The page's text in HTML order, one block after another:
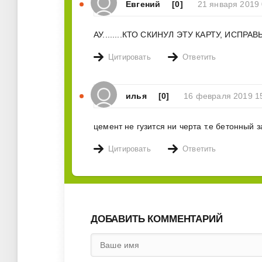
Евгений [0] 21 января 2019
АУ........КТО СКИНУЛ ЭТУ КАРТУ,
Цитировать Ответить
илья [0] 16 февраля 2019
цемент не гузится ни черта т.е бетонный
Цитировать Ответить
ДОБАВИТЬ КОММЕНТАРИЙ